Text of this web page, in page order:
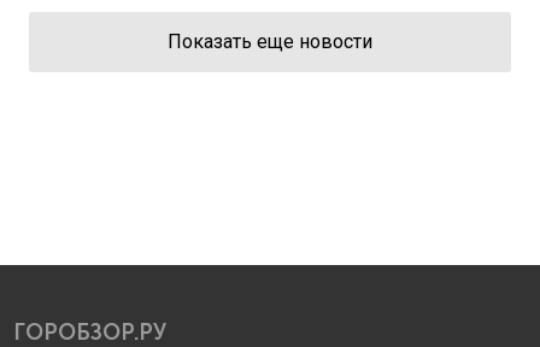
Показать еще новости
ГОРОБЗОР.РУ